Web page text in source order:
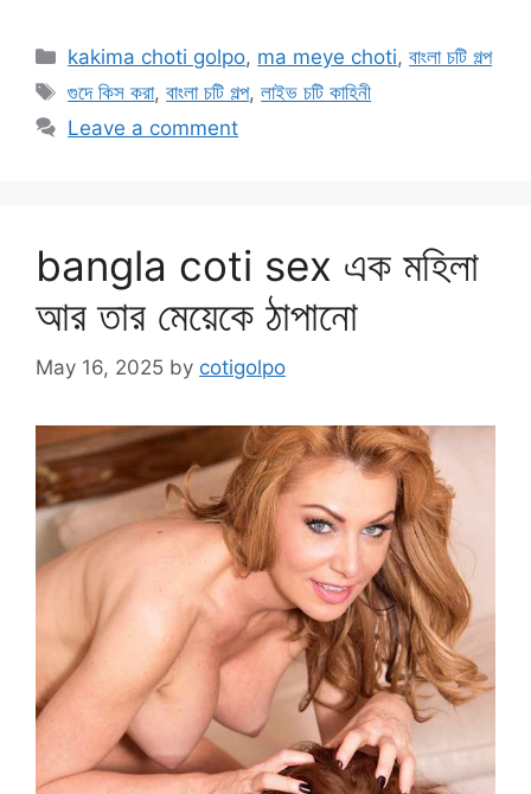
Categories
kakima choti golpo, ma meye choti,বাংলা চটি গল্প
Tags
গুদে কিস করা,বাংলা চটি গল্প,লাইভ চটি কাহিনী
Leave a comment
bangla coti sex এক মহিলা
আর তার মেয়েকে ঠাপানো
May 16, 2025 by cotigolpo